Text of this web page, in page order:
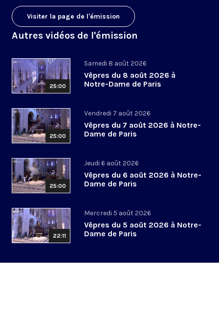
Visiter la page de l'émission
Autres vidéos de l'émission
25:00
Samedi 8 août 2026
Vêpres du 8 août 2026 à
Notre-Dame de Paris
25:00
Vendredi 7 août 2026
Vêpres du 7 août 2026 à Notre-
Dame de Paris
25:00
Jeudi 6 août 2026
Vêpres du 6 août 2026 à Notre-
Dame de Paris
22:11
Mercredi 5 août 2026
Vêpres du 5 août 2026 à Notre-
Dame de Paris